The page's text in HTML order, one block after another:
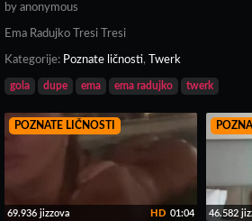
by anonymous
Ema Radujko Tresi Tresi
Kategorije: Poznate ličnosti, Twerk
gola dupe ema ema radujko twerk
POZNATE LIČNOSTI
69.936 jizzova 01:04
HD 46.582